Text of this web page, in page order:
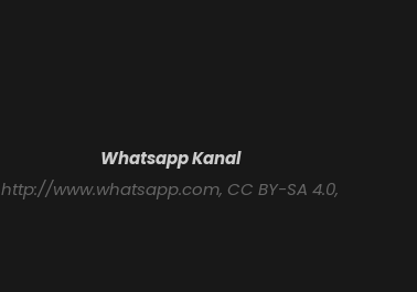
Whatsapp Kanal
http://www.whatsapp.com, CC BY-SA 4.0,